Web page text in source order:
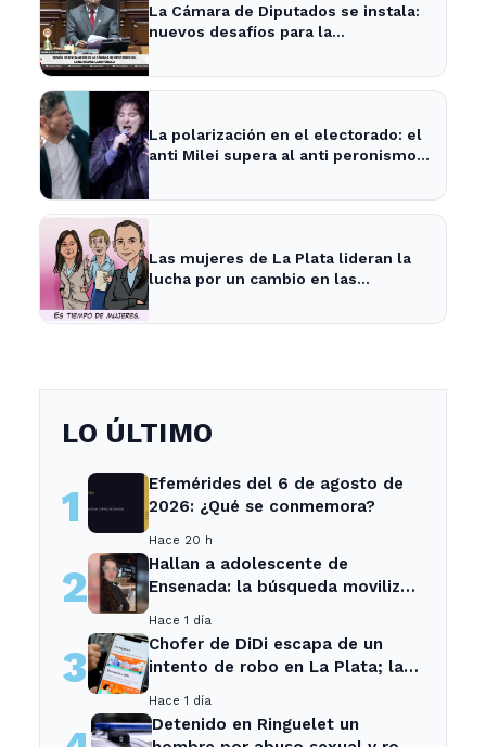
La Cámara de Diputados se instala:
nuevos desafíos para la
La polarización en el electorado: el
anti Milei supera al anti peronismo
Las mujeres de La Plata lideran la
lucha por un cambio en las
LO ÚLTIMO
1
Efemérides del 6 de agosto de
2026: ¿Qué se conmemora?
Hace 20 h
2
Hallan a adolescente de
Ensenada: la búsqueda movilizó
Hace 1 día
3
Chofer de DiDi escapa de un
intento de robo en La Plata; la
Hace 1 día
Detenido en Ringuelet un